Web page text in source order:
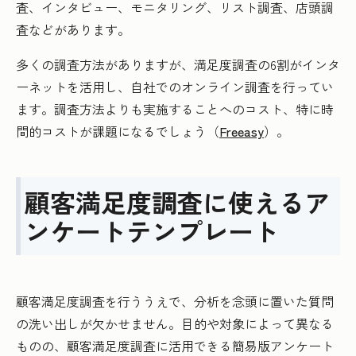
査、インタビュー、モニタリング、リスト調査、店頭調
査などがあります。
多くの調査方法がありますが、満足度調査の6割がインタ
ーネットを活用し、自社でのオンライン調査を行ってい
ます。調査方法よりも実施することへのコスト、特に時
間的コストが課題になるでしょう（Freeasy）。
顧客満足度調査に使えるア
ンケートテンプレート
顧客満足度調査を行ううえで、分析を念頭に置いた質問
の洗い出しが欠かせません。目的や対象によって異なる
ものの、顧客満足度調査に活用できる簡易版アンケート